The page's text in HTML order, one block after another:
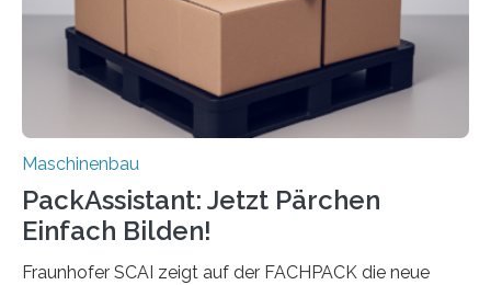
Auftrag kann das Umrüsten…
Maschinenbau
PackAssistant: Jetzt Pärchen
Einfach Bilden!
Fraunhofer SCAI zeigt auf der FACHPACK die neue